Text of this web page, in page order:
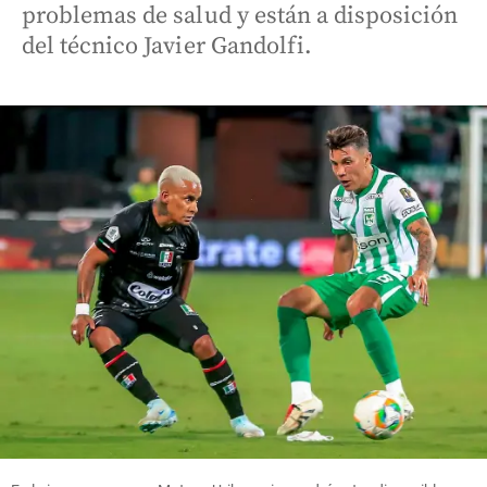
problemas de salud y están a disposición
del técnico Javier Gandolfi.